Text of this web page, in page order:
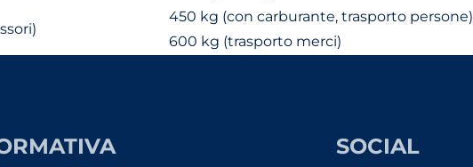
450 kg (con carburante, trasporto persone)
600 kg (trasporto merci)
SOCIAL